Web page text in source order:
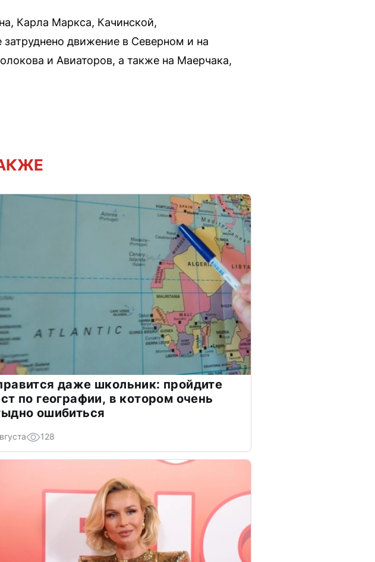
Карла Маркса, Качинской,
движение в Северном и на
и Авиаторов, а также на Маерчака,
даже школьник: пройдите
по географии, в котором очень
ошибиться
128